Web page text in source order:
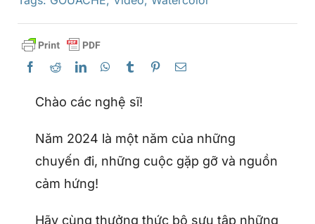
Chào các nghệ sĩ!
Năm 2024 là một năm của những
chuyến đi, những cuộc gặp gỡ và nguồn
cảm hứng!
Hãy cùng thưởng thức bộ sưu tập những